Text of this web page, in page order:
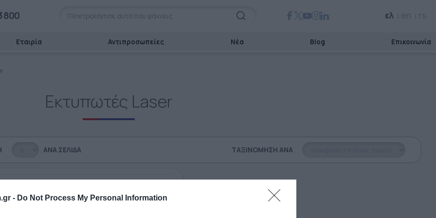
- Do Not Process My Personal Information
800 ελ
Εταιρία Αντιπροσωπείες Νέα Blog Επικοινωνία
Εκτυπωτές Laser
ΑΝΆ ΣΕΛΊΔΑ ΤΑΞΙΝΌΜΗΣΗ ΑΝΆ